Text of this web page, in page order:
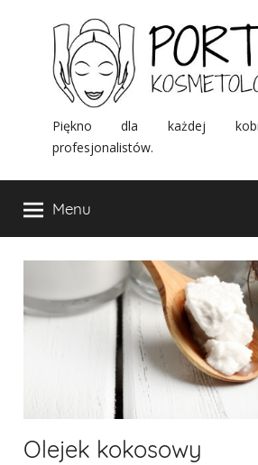
Portal
Piękno dla każdej
profesjonalistów.
Menu
Olejek kokosowy